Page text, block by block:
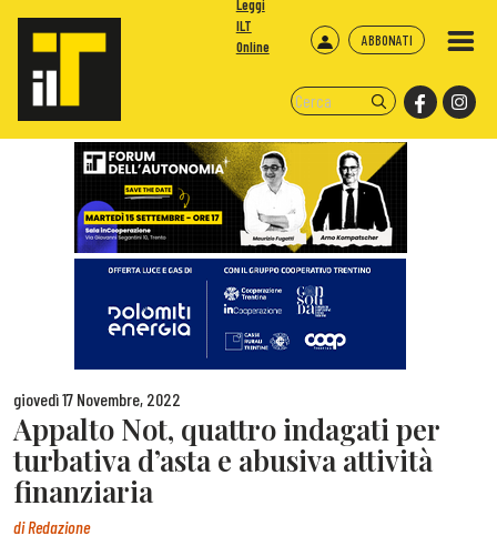
ABBONATI
Leggi
ILT
Online
giovedì 17 Novembre, 2022
Appalto Not, quattro indagati per
turbativa d’asta e abusiva attività
finanziaria
diRedazione